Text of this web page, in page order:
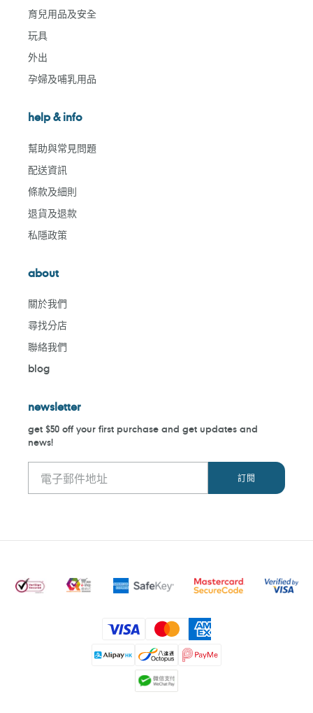
育兒用品及安全
玩具
外出
孕婦及哺乳用品
help & info
幫助與常見問題
配送資訊
條款及細則
退貨及退款
私隱政策
about
關於我們
尋找分店
聯絡我們
blog
newsletter
get $50 off your first purchase and get updates and
news!
付
款
方
式